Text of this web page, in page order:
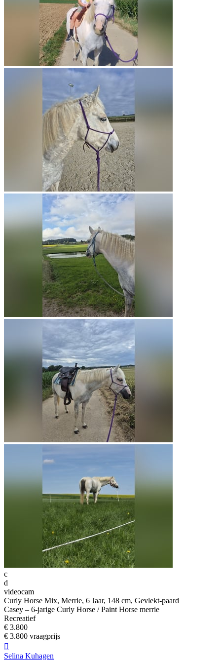
c
d
videocam
Curly Horse Mix, Merrie, 6 Jaar, 148 cm, Gevlekt-paard
Casey – 6-jarige Curly Horse / Paint Horse merrie
Recreatief
€ 3.800
€ 3.800 vraagprijs

Selina Kuhagen